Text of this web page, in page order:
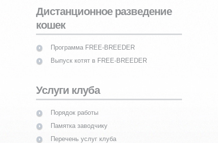
Дистанционное разведение
кошек
Программа FREE-BREEDER
Выпуск котят в FREE-BREEDER
Услуги клуба
Порядок работы
Памятка заводчику
Перечень услуг клуба